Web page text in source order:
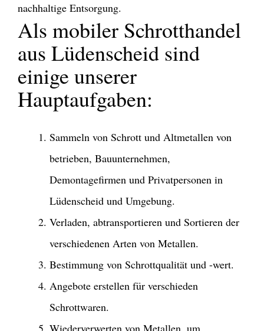
nachhaltige Entsorgung.
Als mobiler Schrotthandel
aus Lüdenscheid sind
einige unserer
Hauptaufgaben:
Sammeln von Schrott und Altmetallen von
betrieben, Bauunternehmen,
Demontagefirmen und Privatpersonen in
Lüdenscheid und Umgebung.
Verladen, abtransportieren und Sortieren der
verschiedenen Arten von Metallen.
Bestimmung von Schrottqualität und -wert.
Angebote erstellen für verschieden
Schrottwaren.